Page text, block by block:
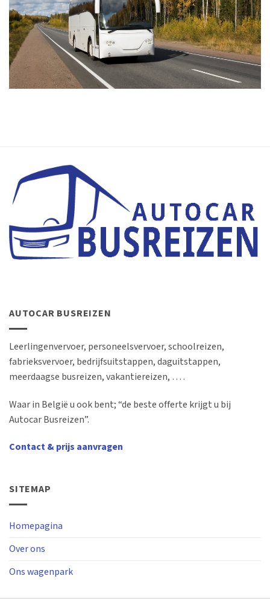
AUTOCAR BUSREIZEN
Leerlingenvervoer, personeelsvervoer, schoolreizen,
fabrieksvervoer, bedrijfsuitstappen, daguitstappen,
meerdaagse busreizen, vakantiereizen, … .
Waar in België u ook bent; “de beste offerte krijgt u bij
Autocar Busreizen”.
Contact & prijs aanvragen
SITEMAP
Homepagina
Over ons
Ons wagenpark